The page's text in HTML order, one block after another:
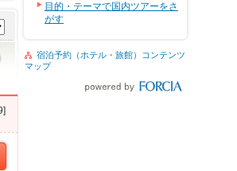
目的・テーマで国内ツアーをさ
がす
宿泊予約（ホテル・旅館）コンテンツ
マップ